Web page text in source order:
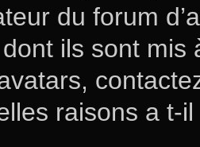
du forum
ils sont mis
raisons a t-